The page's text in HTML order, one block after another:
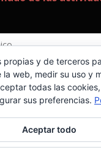
segunda
para poder
¡No nos mires,
propias y de terceros
web, medir su uso y
todas las
sus preferencias.
Aceptar todo